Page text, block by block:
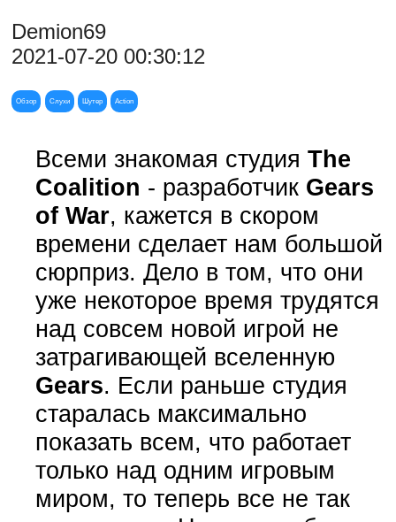
Demion69
2021-07-20 00:30:12
Обзор Слухи Шутер Action
Всеми знакомая студия The
Coalition - разработчик Gears
of War, кажется в скором
времени сделает нам большой
сюрприз. Дело в том, что они
уже некоторое время трудятся
над совсем новой игрой не
затрагивающей вселенную
Gears. Если раньше студия
старалась максимально
показать всем, что работает
только над одним игровым
миром, то теперь все не так